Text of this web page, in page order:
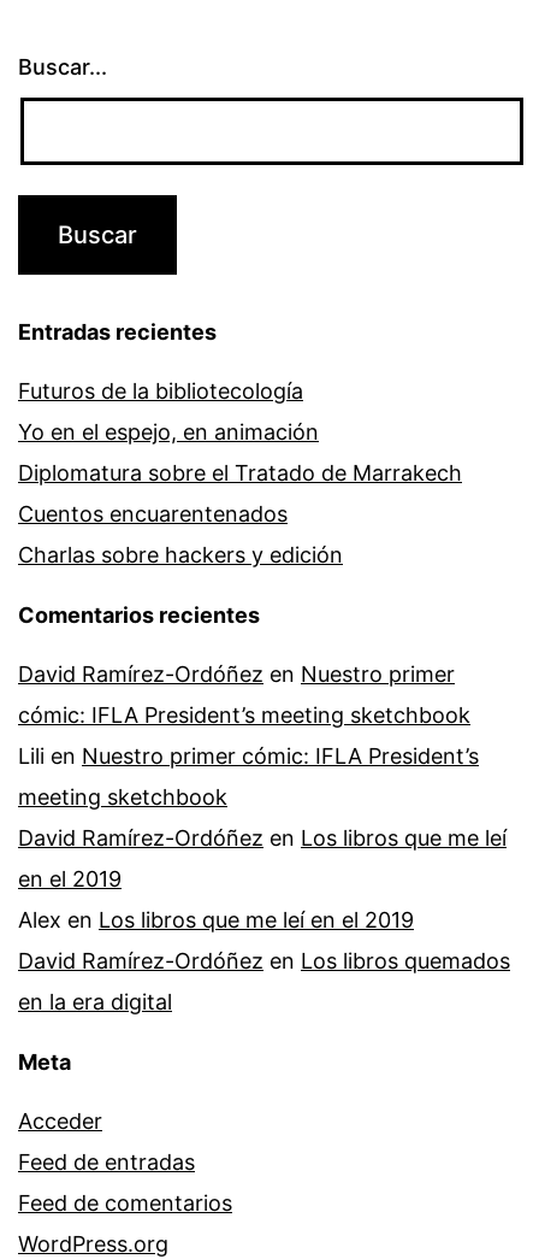
Buscar...
Entradas recientes
Futuros de la bibliotecología
Yo en el espejo, en animación
Diplomatura sobre el Tratado de Marrakech
Cuentos encuarentenados
Charlas sobre hackers y edición
Comentarios recientes
David Ramírez-Ordóñez en Nuestro primer
cómic: IFLA President’s meeting sketchbook
Lili en Nuestro primer cómic: IFLA President’s
meeting sketchbook
David Ramírez-Ordóñez en Los libros que me leí
en el 2019
Alex en Los libros que me leí en el 2019
David Ramírez-Ordóñez en Los libros quemados
en la era digital
Meta
Acceder
Feed de entradas
Feed de comentarios
WordPress.org